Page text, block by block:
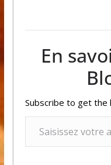
En
Subscribe to get
Saisissez votre adresse e-mail…